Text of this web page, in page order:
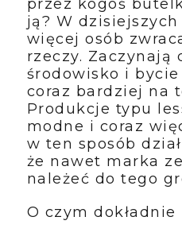
przez kogoś
ją? W dzisiejszych
więcej osób
rzeczy. Zaczynają
środowisko i
coraz bardziej na
Produkcje typu
modne i coraz
w ten sposób
że nawet marka
należeć do tego
O czym